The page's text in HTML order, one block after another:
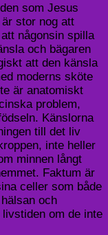
som Jesus
stor nog att
någonsin spilla
och bägaren
att den känsla
moderns sköte
är anatomiskt
problem,
Känslorna
till det liv
inte heller
minnen långt
Faktum är
celler som både
och
om de inte